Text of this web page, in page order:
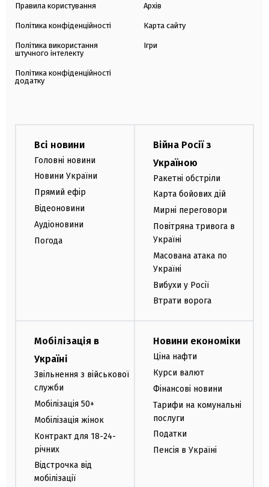
Правила користування
Політика конфіденційності
Політика використання
штучного інтелекту
Політика конфіденційності
додатку
Архів
Карта сайту
Ігри
Всі новини
Головні новини
Новини України
Прямий ефір
Відеоновини
Аудіоновини
Погода
Війна Росії з
Україною
Ракетні обстріли
Карта бойових дій
Мирні переговори
Повітряна тривога в
Україні
Масована атака по
Україні
Вибухи у Росії
Втрати ворога
Мобілізація в
Україні
Звільнення з військової
служби
Мобілізація 50+
Мобілізація жінок
Контракт для 18-24-
річних
Відстрочка від
мобілізації
Новини економіки
Ціна нафти
Курси валют
Фінансові новини
Тарифи на комунальні
послуги
Податки
Пенсія в Україні